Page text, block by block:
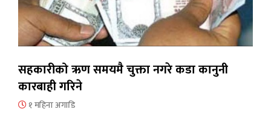
सहकारीको ऋण समयमै चुक्ता नगरे कडा कानुनी
कारबाही गरिने
१ महिना अगाडि